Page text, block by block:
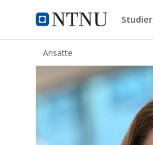
NTNU Hjemmeside
ntnu.no Studier
Ansatte
Beate Horg